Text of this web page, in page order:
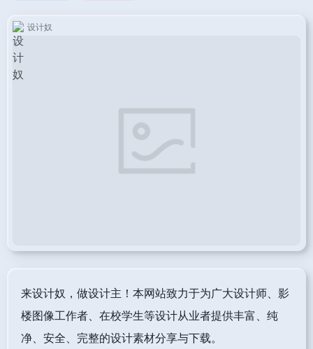
设计奴
来设计奴，做设计主！本网站致力于为广大设计师、影
楼图像工作者、在校学生等设计从业者提供丰富、纯
净、安全、完整的设计素材分享与下载。